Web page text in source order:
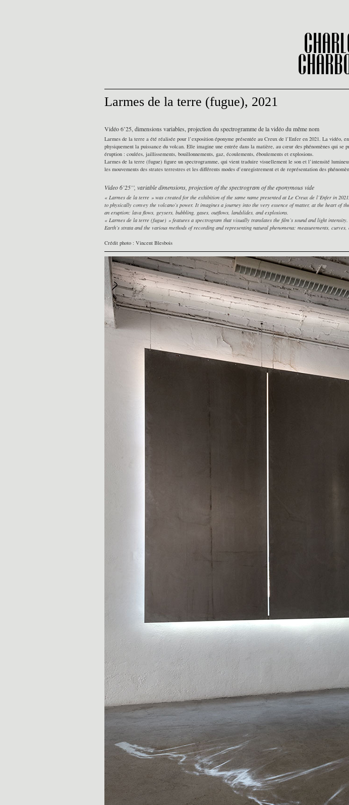
Larmes de la terre (fugue), 2021
Vidéo 6’25, dimensions variables, projection du spectrogramme de la vidéo du même nom
Larmes de la terre a été réalisée pour l’exposition éponyme présentée au Creux de l’Enfer en 2021. La vidéo,
physiquement la puissance du volcan. Elle imagine une entrée dans la matière, au cœur des phénomènes qui
éruption : coulées, jaillissements, bouillonnements, gaz, écoulements, éboulements et explosions.
Larmes de la terre (fugue) figure un spectrogramme, qui vient traduire visuellement le son et l’intensité
les mouvements des strates terrestres et les différents modes d’enregistrement et de représentation des
Video 6’25’’, variable dimensions, projection of the spectrogram of the eponymous vide
« Larmes de la terre » was created for the exhibition of the same name presented at Le Creux de l’Enfer in
to physically convey the volcano’s power. It imagines a journey into the very essence of matter, at the heart of
an eruption: lava flows, geysers, bubbling, gases, outflows, landslides, and explosions.
« Larmes de la terre (fugue) » features a spectrogram that visually translates the film’s sound and light
Earth’s strata and the various methods of recording and representing natural phenomena: measurements, curves,
Crédit photo : Vincent Blesbois